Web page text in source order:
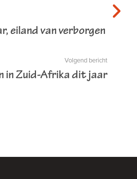
eiland van verborgen
Volgend bericht
in Zuid-Afrika dit jaar